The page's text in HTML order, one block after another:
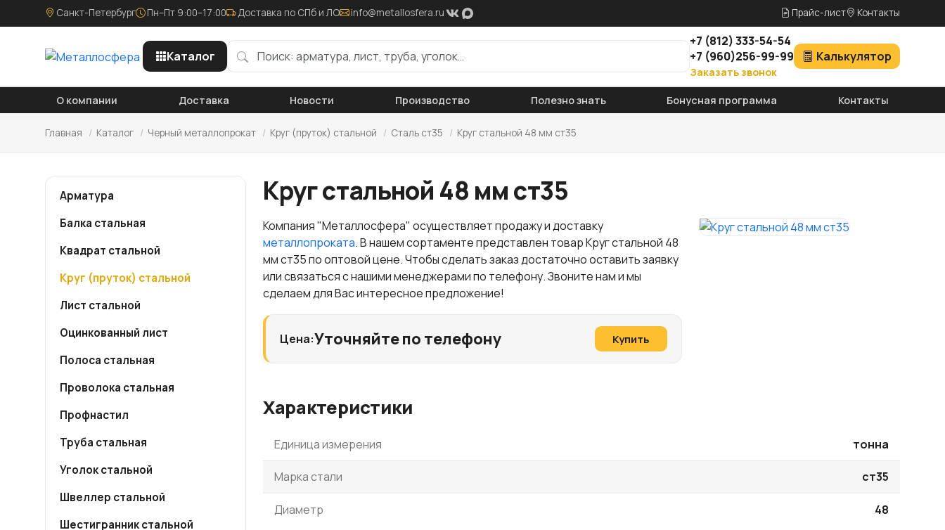
Санкт-Петербург Пн–Пт 9:00–17:00 Доставка по СПб и ЛО info@metallosfera.ru Прайс-лист Контакты
Каталог
+7 (812)333-54-54
+7 (960)256-99-99
Заказать звонок
Калькулятор
О компании Доставка Новости Производство Полезно знать Бонусная программа Контакты
Главная / Каталог / Черный металлопрокат / Круг (пруток) стальной / Сталь ст35 / Круг стальной 48 мм ст35
Арматура
Балка стальная
Квадрат стальной
Круг (пруток) стальной
Лист стальной
Оцинкованный лист
Полоса стальная
Проволока стальная
Профнастил
Труба стальная
Уголок стальной
Швеллер стальной
Шестигранник стальной
Круг стальной 48 мм ст35
Компания "Металлосфера" осуществляет продажу и доставку
металлопроката. В нашем сортаменте представлен товар Круг стальной 48
мм ст35 по оптовой цене. Чтобы сделать заказ достаточно оставить заявку
или связаться с нашими менеджерами по телефону. Звоните нам и мы
сделаем для Вас интересное предложение!
Цена:Уточняйте по телефону Купить
Характеристики
Единица измерения тонна
Марка стали ст35
Диаметр 48